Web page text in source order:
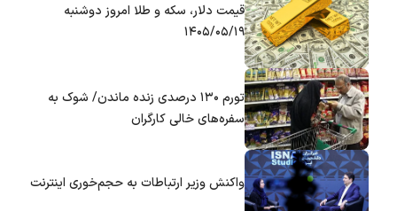
قیمت دلار، سکه و طلا امروز دوشنبه
۱۴۰۵/۰۵/۱۹
تورم ۱۳۰ درصدی زنده ماندن/ شوک به
سفره‌های خالی کارگران
واکنش وزیر ارتباطات به حجم‌خوری اینترنت